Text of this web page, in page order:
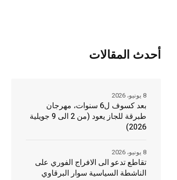
أحدث المقالات
بعد كسوف ل6 سنوات، مهرجان
طبرقة للجاز يعود (من 2 الى 9 جويلية
2026)
8 يونيو، 2026
تقاطع تدعو الى الافراج الفوري على
الناشطة السياسية سوار البرقاوي
8 يونيو، 2026